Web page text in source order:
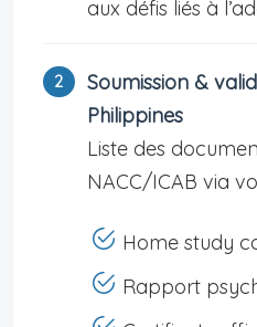
aux défis liés à
Soumission &
Philippines
Liste des
NACC/ICAB via
Home study
Rapport